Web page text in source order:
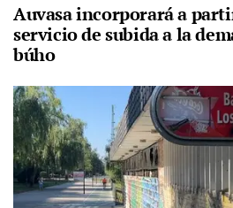
Auvasa incorporará a
servicio de subida a la
búho